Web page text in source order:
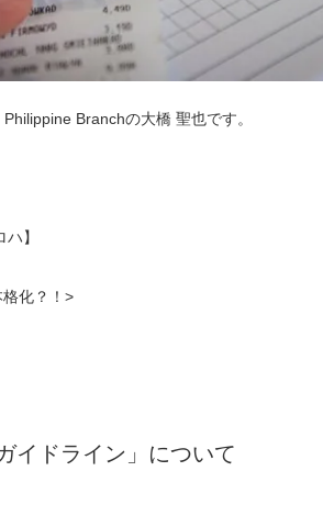
Branchの大橋 聖也です。
】
化？！>
イドライン」について